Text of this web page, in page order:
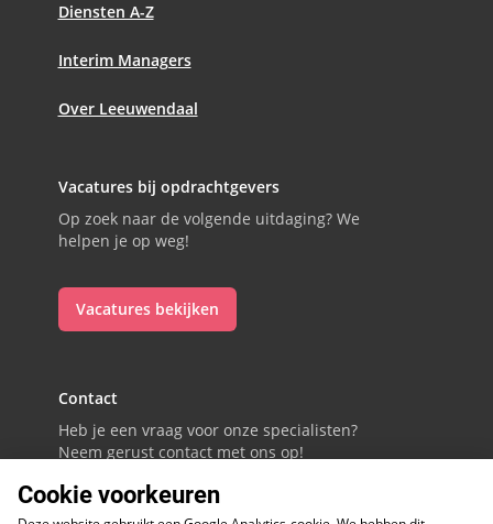
Diensten A-Z
Interim Managers
Over Leeuwendaal
Contact
Heb je een vraag voor onze specialisten?
Neem gerust contact met ons op!
088 - 0086800
Vacatures bij opdrachtgevers
Op zoek naar de volgende uitdaging? We
helpen je op weg!
Vacatures bekijken
Cookie voorkeuren